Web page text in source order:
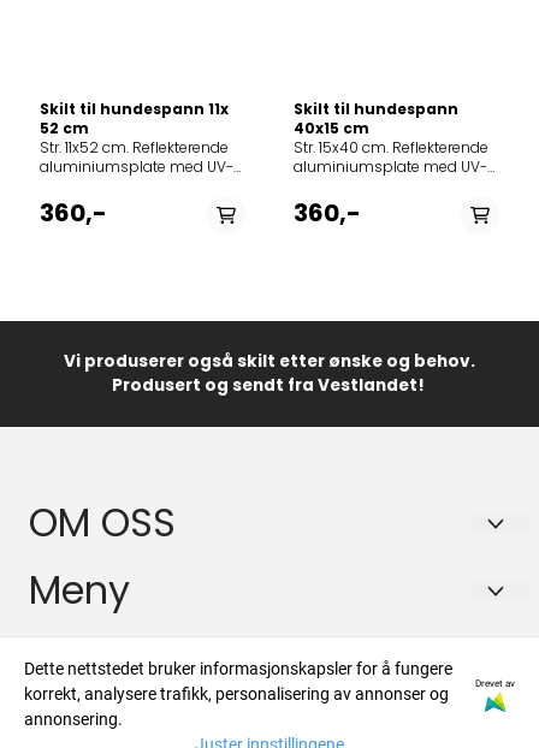
Skilt til hundespann 11x
52 cm
Str. 11x52 cm. Reflekterende
aluminiumsplate med UV-
standard uten hull. Passer i
bilskiltrammer.
360,-
Skilt til hundespann
40x15 cm
Str. 15x40 cm. Reflekterende
aluminiumsplate med UV-
360,-
Vi produserer også skilt etter ønske og behov.
Produsert og sendt fra Vestlandet!
OM OSS
Lator Skilt AS
Kolskogheiane 12
5210 OS
Org. nr. 930789399
Meny
Frakt og retur
Personvern
Om oss
Info
Frakt og retur
Nyhetsbrev
Dette nettstedet bruker informasjonskapsler for å fungere
korrekt, analysere trafikk, personalisering av annonser og
annonsering.
Drevet av